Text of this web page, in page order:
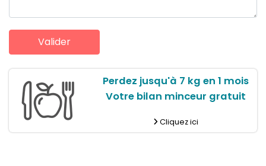
Perdez jusqu'à 7 kg en 1 mois
Votre bilan minceur gratuit
Cliquez ici